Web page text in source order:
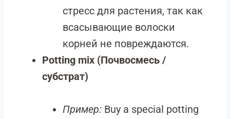
стресс для растения, так как
всасывающие волоски
корней не повреждаются.
Potting mix (Почвосмесь /
субстрат)
Пример: Buy a special potting